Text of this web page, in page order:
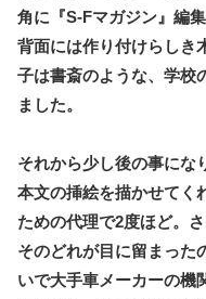
角に『S-Fマガジン』編
背面には作り付けらしき
子は書斎のような、学校
ました。
それから少し後の事にな
本文の挿絵を描かせてく
ための代理で2度ほど。
そのどれが目に留まった
いで大手車メーカーの機